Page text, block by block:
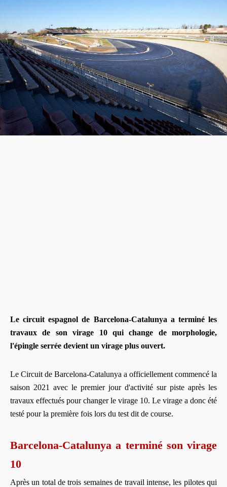
Le circuit espagnol de Barcelona-Catalunya a terminé les
travaux de son virage 10 qui change de morphologie,
l'épingle serrée devient un virage plus ouvert.
Le Circuit de Barcelona-Catalunya a officiellement commencé la
saison 2021 avec le premier jour d'activité sur piste après les
travaux effectués pour changer le virage 10. Le virage a donc été
testé pour la première fois lors du test dit de course.
Barcelona-Catalunya a terminé son virage
10
Après un total de trois semaines de travail intense, les pilotes qui